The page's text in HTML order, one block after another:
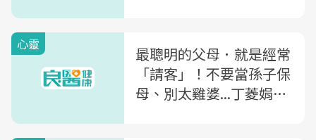
心靈
最聰明的父母．就是經常
「請客」！不要當孫子保
母、別太雞婆...丁菱娟：